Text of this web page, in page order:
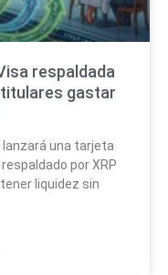
respaldada
titulares gastar
lanzará una tarjeta
por XRP
liquidez sin